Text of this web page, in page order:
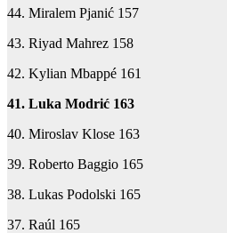
44. Miralem Pjanić 157
43. Riyad Mahrez 158
42. Kylian Mbappé 161
41. Luka Modrić 163
40. Miroslav Klose 163
39. Roberto Baggio 165
38. Lukas Podolski 165
37. Raúl 165